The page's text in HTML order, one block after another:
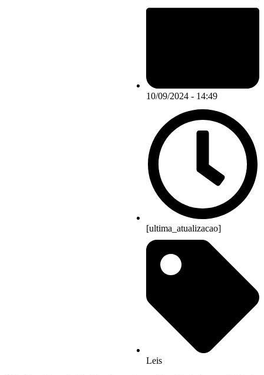
10/09/2024 - 14:49
[ultima_atualizacao]
Leis